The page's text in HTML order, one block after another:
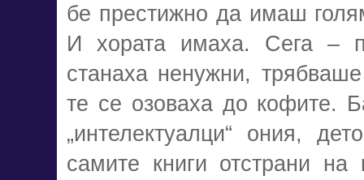
бе престижно да имаш
И хората имаха. Сега –
станаха ненужни,
те се озоваха до кофите.
„интелектуалци“ ония,
самите книги отстрани